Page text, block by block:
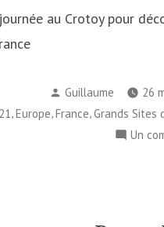
au Crotoy pour
Publié
par
Guillaume 26
,Europe,France,Grands Sites
Un